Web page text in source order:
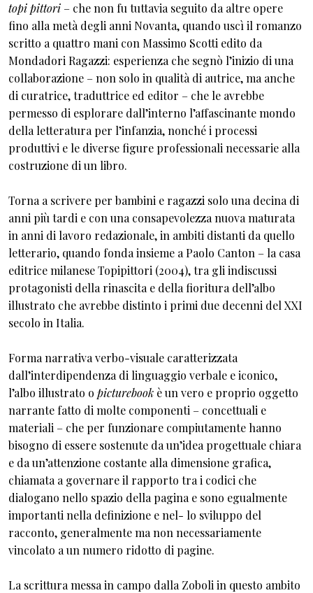
topi pittori – che non fu tuttavia seguito da altre opere
fino alla metà degli anni Novanta, quando uscì il romanzo
scritto a quattro mani con Massimo Scotti edito da
Mondadori Ragazzi: esperienza che segnò l’inizio di una
collaborazione – non solo in qualità di autrice, ma anche
di curatrice, traduttrice ed editor – che le avrebbe
permesso di esplorare dall’interno l’affascinante mondo
della letteratura per l’infanzia, nonché i processi
produttivi e le diverse figure professionali necessarie alla
costruzione di un libro.
Torna a scrivere per bambini e ragazzi solo una decina di
anni più tardi e con una consapevolezza nuova maturata
in anni di lavoro redazionale, in ambiti distanti da quello
letterario, quando fonda insieme a Paolo Canton – la casa
editrice milanese Topipittori (2004), tra gli indiscussi
protagonisti della rinascita e della fioritura dell’albo
illustrato che avrebbe distinto i primi due decenni del XXI
secolo in Italia.
Forma narrativa verbo-visuale caratterizzata
dall’interdipendenza di linguaggio verbale e iconico,
l’albo illustrato o picturebook è un vero e proprio oggetto
narrante fatto di molte componenti – concettuali e
materiali – che per funzionare compiutamente hanno
bisogno di essere sostenute da un’idea progettuale chiara
e da un’attenzione costante alla dimensione grafica,
chiamata a governare il rapporto tra i codici che
dialogano nello spazio della pagina e sono egualmente
importanti nella definizione e nel- lo sviluppo del
racconto, generalmente ma non necessariamente
vincolato a un numero ridotto di pagine.
La scrittura messa in campo dalla Zoboli in questo ambito